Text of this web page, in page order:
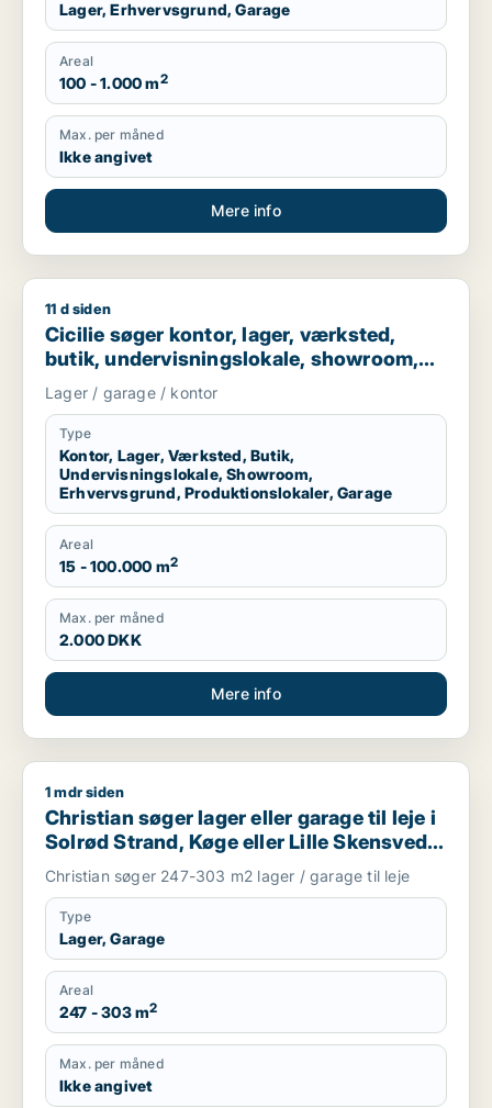
Lager, Erhvervsgrund, Garage
Areal
100 - 1.000 m2
Max. per måned
Ikke angivet
Mere info
Cicilie søger kontor, lager, værksted, butik,
11 d siden
Cicilie søger kontor, lager, værksted,
butik, undervisningslokale, showroom,
erhvervsgrund, produktionslokaler eller
garage til leje i Region Sjælland eller
Nordsjælland
Lager / garage / kontor
Type
Kontor, Lager, Værksted, Butik,
Undervisningslokale, Showroom,
Erhvervsgrund, Produktionslokaler, Garage
Areal
15 - 100.000 m2
Max. per måned
2.000 DKK
Mere info
Christian søger lager eller garage til leje i Solrød Strand,
1 mdr siden
Christian søger lager eller garage til leje i
Solrød Strand, Køge eller Lille Skensved
m.fl.
Christian søger 247-303 m2 lager / garage til leje
Type
Lager, Garage
Areal
247 - 303 m2
Max. per måned
Ikke angivet